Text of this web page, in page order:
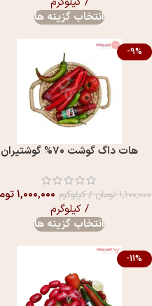
انتخاب گزینه ها
-9%
هات داگ گوشت 70% گوشتیران
۱,۱۰۰,۰۰۰تومان/ کیلوگرم ۱,۰۰۰,۰۰۰
/ کیلوگرم
انتخاب گزینه ها
-11%